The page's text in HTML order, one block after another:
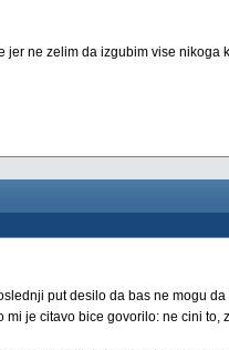
ne zelim da izgubim vise nikoga
put desilo da bas ne mogu
je citavo bice govorilo: ne cini to,